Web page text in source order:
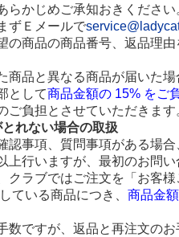
らかじめご承知おきください
ずＥメールで
の商品の商品番号、返品理
商品と異なる商品が届いた
として商品金額の 15% をご
ご負担とさせていただきます
れない場合の取扱
認事項、質問事項がある場
上行いますが、最初のお問
クラブではご注文を「お客
ている商品につき、 商品金
数ですが、返品と再注文の